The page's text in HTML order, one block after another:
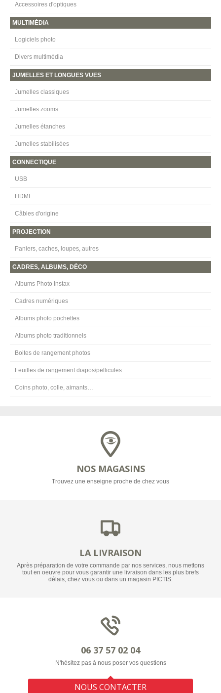
Accessoires d'optiques
MULTIMÉDIA
Logiciels photo
Divers multimédia
JUMELLES ET LONGUES VUES
Jumelles classiques
Jumelles zooms
Jumelles étanches
Jumelles stabilisées
CONNECTIQUE
USB
HDMI
Câbles d'origine
PROJECTION
Paniers, caches, loupes, autres
CADRES, ALBUMS, DÉCO
Albums Photo Instax
Cadres numériques
Albums photo pochettes
Albums photo traditionnels
Boites de rangement photos
Feuilles de rangement diapos/pellicules
Coins photo, colle, aimants…
NOS MAGASINS
Trouvez une enseigne proche de chez vous
LA LIVRAISON
Après préparation de votre commande par nos services, nous mettons
tout en oeuvre pour vous garantir une livraison dans les plus brefs
délais, chez vous ou dans un magasin PICTIS.
06 37 57 02 04
N'hésitez pas à nous poser vos questions
NOUS CONTACTER